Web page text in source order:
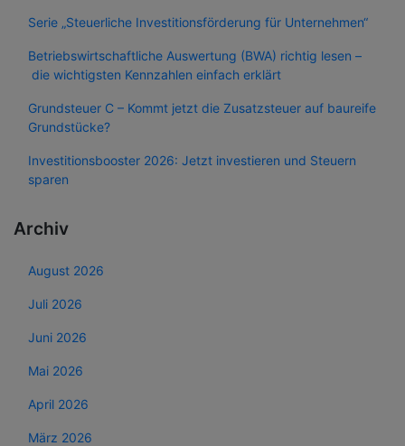
Serie „Steuerliche Investitionsförderung für Unternehmen“
Betriebswirtschaftliche Auswertung (BWA) richtig lesen –
die wichtigsten Kennzahlen einfach erklärt
Grundsteuer C – Kommt jetzt die Zusatzsteuer auf baureife
Grundstücke?
Investitionsbooster 2026: Jetzt investieren und Steuern
sparen
Archiv
August 2026
Juli 2026
Juni 2026
Mai 2026
April 2026
März 2026